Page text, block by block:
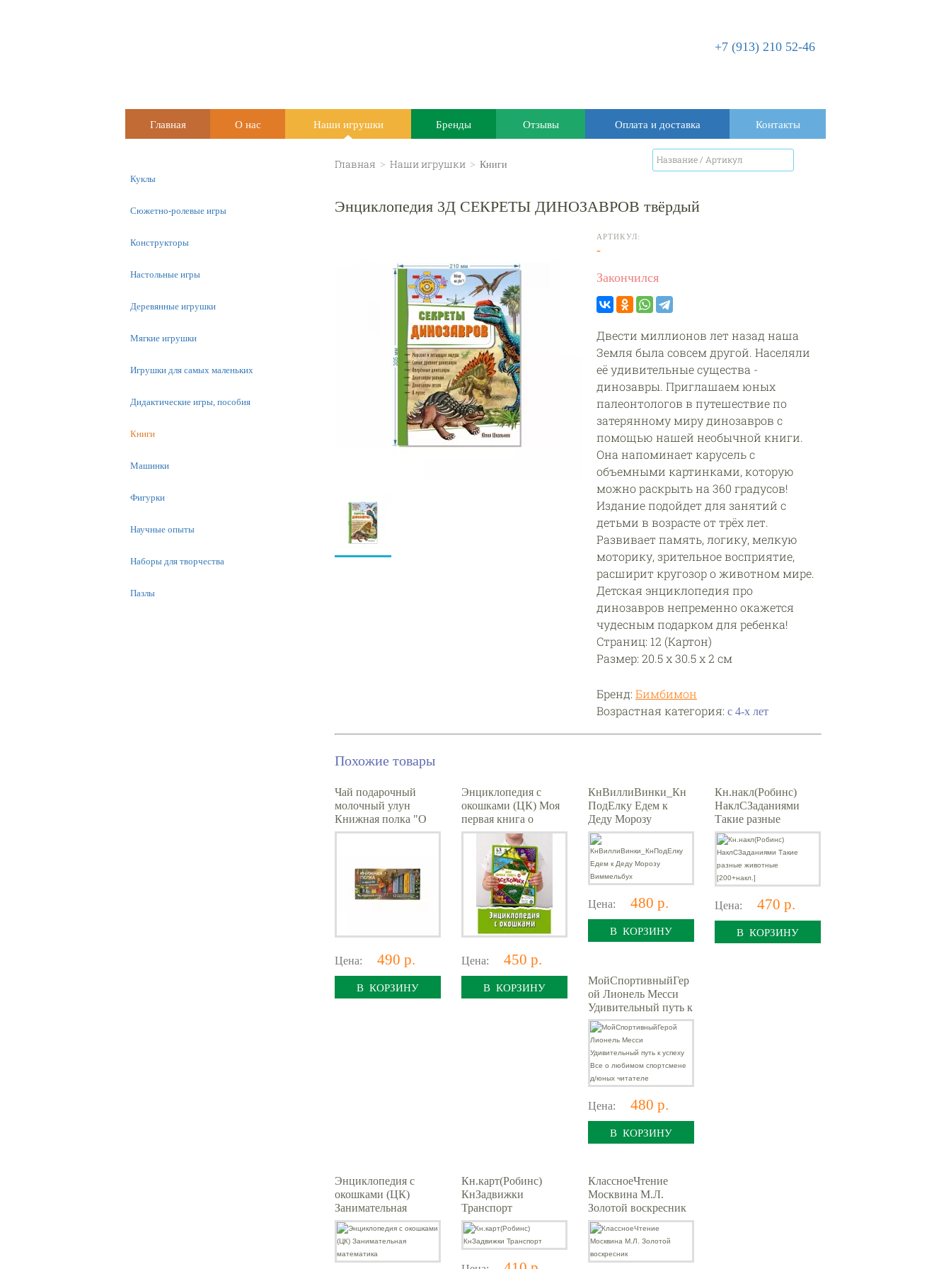
+7 (913) 210 52-46
Главная О нас Наши игрушки Бренды Отзывы Оплата и доставка Контакты
Главная > Наши игрушки > Книги
Энциклопедия 3Д СЕКРЕТЫ ДИНОЗАВРОВ твёрдый
АРТИКУЛ:
-
Закончился
Двести миллионов лет назад наша
Земля была совсем другой. Населяли
её удивительные существа -
динозавры. Приглашаем юных
палеонтологов в путешествие по
затерянному миру динозавров с
помощью нашей необычной книги.
Она напоминает карусель с
объемными картинками, которую
можно раскрыть на 360 градусов!
Издание подойдет для занятий с
детьми в возрасте от трёх лет.
Развивает память, логику, мелкую
моторику, зрительное восприятие,
расширит кругозор о животном мире.
Детская энциклопедия про
динозавров непременно окажется
чудесным подарком для ребенка!
Страниц: 12 (Картон)
Размер: 20.5 х 30.5 х 2 см
Бренд: Бимбимон
Возрастная категория: с 4-х лет
Похожие товары
Чай подарочный
молочный улун
Книжная полка "О
дружбе"
Цена: 490 р.
В КОРЗИНУ
Энциклопедия с
окошками (ЦК) Моя
первая книга о
насекомых
Цена: 450 р.
В КОРЗИНУ
КнВиллиВинки_Кн
ПодЕлку Едем к
Деду Морозу
Виммельбух
Цена: 480 р.
В КОРЗИНУ
Кн.накл(Робинс)
НаклСЗаданиями
Такие разные
животные
[200+накл.]
Цена: 470 р.
В КОРЗИНУ
МойСпортивныйГер
ой Лионель Месси
Удивительный путь к
успеху Все о
любимом спортсмене
д/юных читателе
Цена: 480 р.
В КОРЗИНУ
Энциклопедия с
окошками (ЦК)
Занимательная
математика
Кн.карт(Робинс)
КнЗадвижки
Транспорт
КлассноеЧтение
Москвина М.Л.
Золотой воскресник
Куклы
Сюжетно-ролевые игры
Конструкторы
Настольные игры
Деревянные игрушки
Мягкие игрушки
Игрушки для самых маленьких
Дидактические игры, пособия
Книги
Машинки
Фигурки
Научные опыты
Наборы для творчества
Пазлы